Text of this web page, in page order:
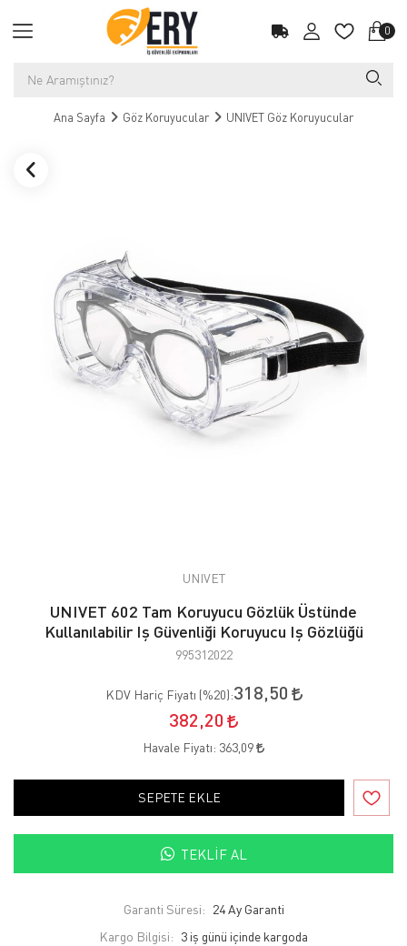
0
Ana Sayfa Göz Koruyucular UNIVET Göz Koruyucular
UNIVET
UNIVET 602 Tam Koruyucu Gözlük Üstünde
Kullanılabilir Iş Güvenliği Koruyucu Iş Gözlüğü
995312022
KDV Hariç Fiyatı (%20):318,50
382,20
Havale Fiyatı: 363,09
SEPETE EKLE
TEKLIF AL
Garanti Süresi: 24 Ay Garanti
Kargo Bilgisi: 3 iş günü içinde kargoda